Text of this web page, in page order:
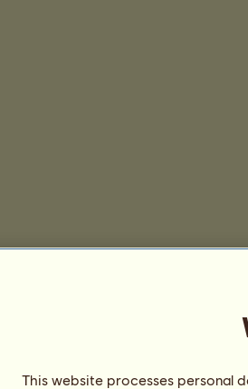
This website processes personal